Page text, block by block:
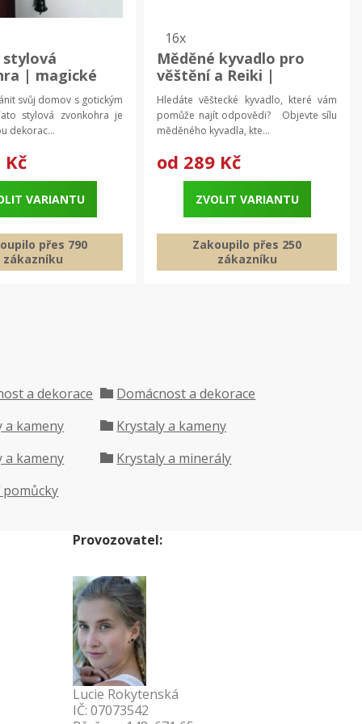
| magické
harmonizující
svůj domov s gotickým
stylová zvonkohra je
dekorac...
Kč
VARIANTU
přes 790
zákazníku
16x
Měděné kyvadlo pro
věštění a Reiki |
věštecké kyvadlo
Hledáte věštecké kyvadlo, které vám
pomůže najít odpovědi? Objevte sílu
měděného kyvadla, kte...
od 289 Kč
ZVOLIT VARIANTU
Zakoupilo přes 250
zákazníku
a dekorace
Domácnost a dekorace
a kameny
Krystaly a kameny
a kameny
Krystaly a minerály
Provozovatel:
Lucie Rokytenská
IČ: 07073542